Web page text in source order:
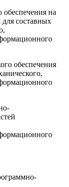
обеспечения на
составных
обеспечения